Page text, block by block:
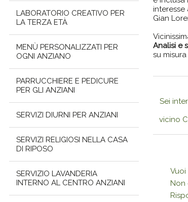
LABORATORIO CREATIVO PER
LA TERZA ETÀ
MENÙ PERSONALIZZATI PER
OGNI ANZIANO
PARRUCCHIERE E PEDICURE
PER GLI ANZIANI
SERVIZI DIURNI PER ANZIANI
SERVIZI RELIGIOSI NELLA CASA
DI RIPOSO
SERVIZIO LAVANDERIA
INTERNO AL CENTRO ANZIANI
Gian
Analisi e
su
Sei
vicino
Non